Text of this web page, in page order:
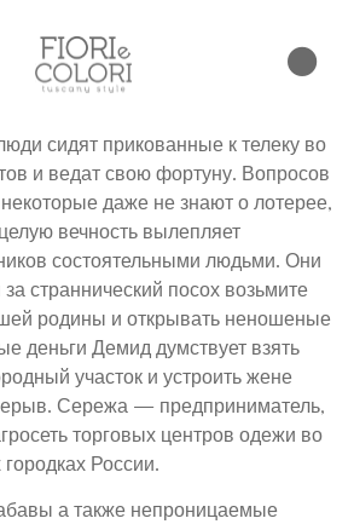
сидят прикованные к телеку во
и ведат свою фортуну. Вопросов
даже не знают о лотерее,
вечность вылепляет
состоятельными людьми. Они
за страннический посох возьмите
родины и открывать неношеные
деньги Демид думствует взять
участок и устроить жене
Сережа — предприниматель,
торговых центров одежи во
России.
а также непроницаемые